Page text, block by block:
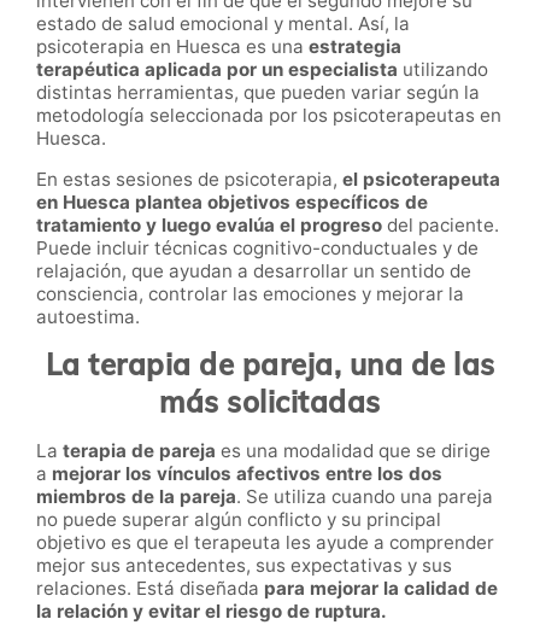
estado de salud emocional y mental. Así, la
psicoterapia en Huesca es una estrategia
terapéutica aplicada por un especialista utilizando
distintas herramientas, que pueden variar según la
metodología seleccionada por los psicoterapeutas en
Huesca.
En estas sesiones de psicoterapia, el psicoterapeuta
en Huesca plantea objetivos específicos de
tratamiento y luego evalúa el progreso del paciente.
Puede incluir técnicas cognitivo-conductuales y de
relajación, que ayudan a desarrollar un sentido de
consciencia, controlar las emociones y mejorar la
autoestima.
La terapia de pareja, una de las
más solicitadas
La terapia de pareja es una modalidad que se dirige
a mejorar los vínculos afectivos entre los dos
miembros de la pareja. Se utiliza cuando una pareja
no puede superar algún conflicto y su principal
objetivo es que el terapeuta les ayude a comprender
mejor sus antecedentes, sus expectativas y sus
relaciones. Está diseñada para mejorar la calidad de
la relación y evitar el riesgo de ruptura.